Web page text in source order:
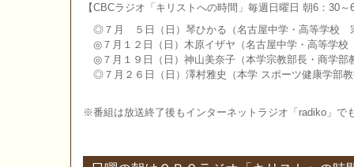
【CBCラジオ「キリストへの時間」毎週日曜日 朝6：30～
◎７月 ５日（日）琴ひかる（名古屋中学・高等学校
◎７月１２日（日）木原イザヤ（名古屋中学・高等学
◎７月１９日（日）神山美奈子（本学宗教部長・商学部
◎７月２６日（日）澤村雅史（本学 スポーツ健康学部
※番組は放送終了後もインターネットラジオ「radiko」で